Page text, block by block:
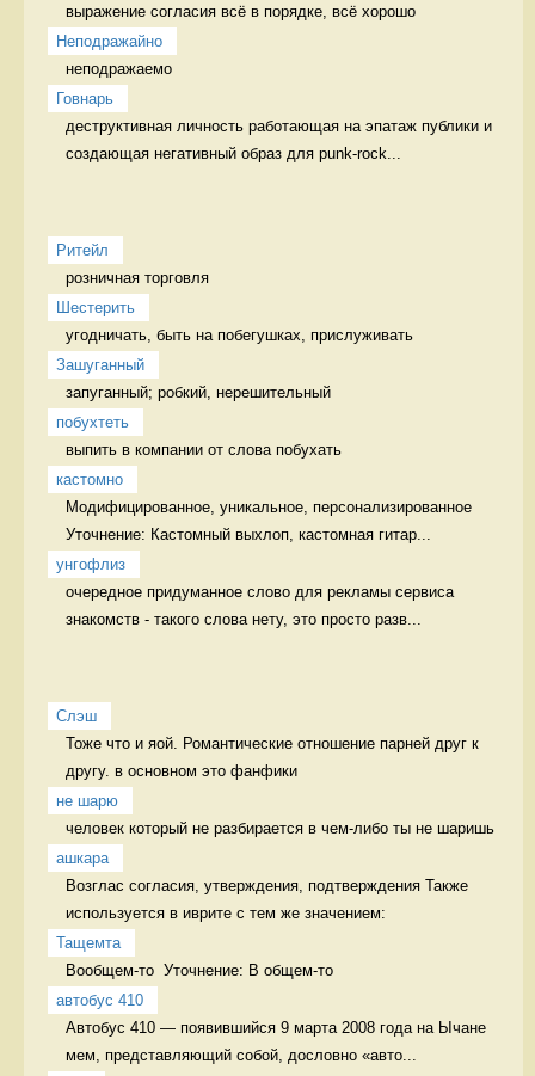
выражение согласия всё в порядке, всё хорошо
Неподражайно
неподражаемо
Говнарь
деструктивная личность работающая на эпатаж публики и
создающая негативный образ для punk-rock...
Ритейл
розничная торговля
Шестерить
угодничать, быть на побегушках, прислуживать
Зашуганный
запуганный; робкий, нерешительный
побухтеть
выпить в компании от слова побухать
кастомно
Модифицированное, уникальное, персонализированное
Уточнение: Кастомный выхлоп, кастомная гитар...
унгофлиз
очередное придуманное слово для рекламы сервиса
знакомств - такого слова нету, это просто разв...
Слэш
Тоже что и яой. Романтические отношение парней друг к
другу. в основном это фанфики
не шарю
ашкара
Возглас согласия, утверждения, подтверждения Также
используется в иврите с тем же значением:
Тащемта
Вообщем-то  Уточнение: В общем-то
автобус 410
Автобус 410 — появившийся 9 марта 2008 года на Ычане
мем, представляющий собой, дословно «авто...